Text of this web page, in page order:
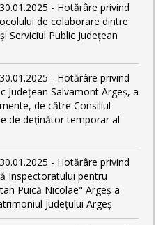
- Hotărâre privind
de colaborare dintre
Serviciul Public Județean
- Hotărâre privind
Județean Salvamont Argeș, a
de către Consiliul
de deținător temporar al
- Hotărâre privind
Inspectoratului pentru
Puică Nicolae" Argeș a
Județului Argeș